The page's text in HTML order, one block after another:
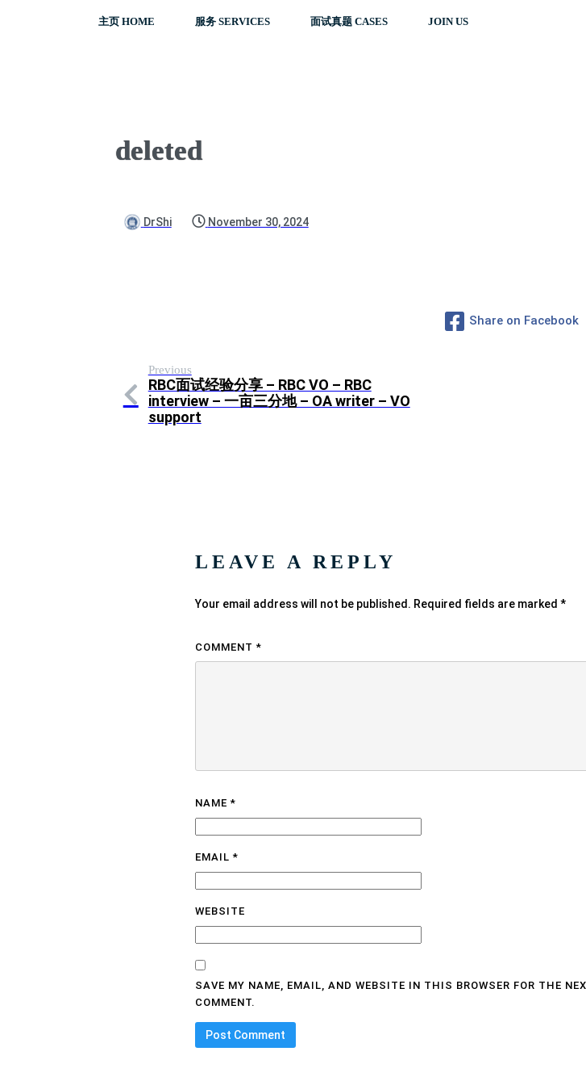
主页 HOME 服务 SERVICES 面试真题 CASES JOIN US
deleted
DrShi November 30, 2024
Share on Facebook
Previous
RBC面试经验分享 – RBC VO – RBC
interview – 一亩三分地 – OA writer – VO
support
LEAVE A REPLY
Your email address will not be published. Required fields are marked*
COMMENT*
NAME*
EMAIL*
WEBSITE
SAVE MY NAME, EMAIL, AND WEBSITE IN THIS BROWSER FOR THE
COMMENT.